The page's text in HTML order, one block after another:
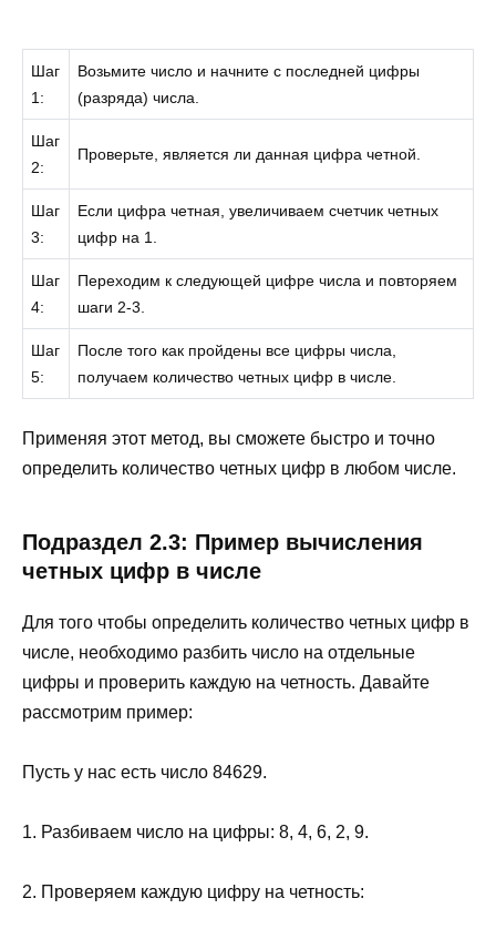
Шаг
1:
Возьмите число и начните с последней цифры
(разряда) числа.
Шаг
2:
Проверьте, является ли данная цифра четной.
Шаг
3:
Если цифра четная, увеличиваем счетчик четных
цифр на 1.
Шаг
4:
Переходим к следующей цифре числа и повторяем
шаги 2-3.
Шаг
5:
После того как пройдены все цифры числа,
получаем количество четных цифр в числе.
Применяя этот метод, вы сможете быстро и точно
определить количество четных цифр в любом числе.
Подраздел 2.3: Пример вычисления
четных цифр в числе
Для того чтобы определить количество четных цифр в
числе, необходимо разбить число на отдельные
цифры и проверить каждую на четность. Давайте
рассмотрим пример:
Пусть у нас есть число 84629.
1. Разбиваем число на цифры: 8, 4, 6, 2, 9.
2. Проверяем каждую цифру на четность: